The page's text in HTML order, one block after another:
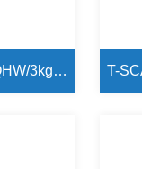
T-SCALE中国台湾惠而邦QHW/3kg/0.1g蜂鸣报警电子秤Z小称量2g电子秤